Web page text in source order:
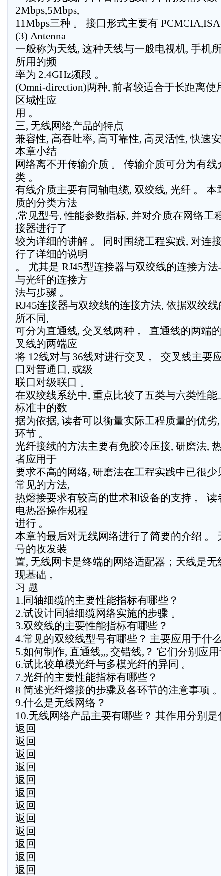
2Mbps,5Mbps,
11Mbps三种 。 接口形式主要有
(3) Antenna
一般称为天线, 这种天线与一般电视机, 手机
所用的频
率为 2.4GHz频段 。
(Omni-direction)两种, 前者较适合于长距离使
区域性应
用 。
三, 无线网络产品的特点
兼容性, 高吞吐率, 高可靠性, 高灵活性, 快速
本章小结
网络离不开传输介质 。 传输介质可分为有
类 。
有线介质主要有同轴电缆, 双绞线, 光纤 。
质的分类方法
,常见型号, 性能参数指标, 并对介质在网络工
接器进行了
较为详细的讲解 。 同时围绕工程实践, 对连
行了详细的说明
。 尤其是 RJ45型连接器与双绞线的连接方
与光纤的连接方
法与步骤 。
RJ45连接器与双绞线的连接方法, 依据双绞
所不同,
可分为直通线, 交叉线两种 。 直通线的两端
叉线的两端应
将 12线对与 36线对进行交叉 。 交叉线主要
口对普通口, 或级
联口对级联口 。
在双绞线系统中, 重点比较了五类与六类性能
标准中的数
据为依据, 读者可以衡量实际工程质量的优劣
环节 。
光纤接续的方法主要有免胶冷压接, 研磨法,
者应用于
要求不高的网络, 研磨法在工程实践中已很少
常见的方法,
热熔接要求有较高的世术和设备的支持 。
电热器操作规程
进行 。
本章的最后对无线网络进行了简要的介绍 。
号的收发装
置, 无线网卡是终端的网络适配器；天线是
现基础 。
习 题
1.同轴细缆的主要性能指标有哪些？
2.试设计同轴细缆网络实施的步骤 。
3.双绞线的主要性能指标有哪些？
4.常见的双绞线型号有哪些？ 主要应用于什
5.如何制作, 直通线,,, 交错线,？ 它们分别应
6.试比较单模光纤与多模光纤的异同 。
7.光纤的主要性能指标有哪些？
8.简述光纤熔接的步骤及各环节的注意事项
9.什么是无线网络？
10.无线网络产品主要有哪些？ 其作用分别是
返回
返回
返回
返回
返回
返回
返回
返回
返回
返回
返回
返回